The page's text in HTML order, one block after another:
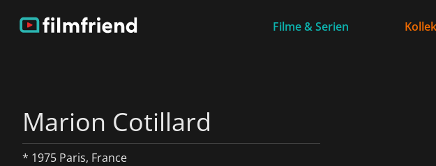
Filme & Serien
Marion Cotillard
* 1975 Paris, France